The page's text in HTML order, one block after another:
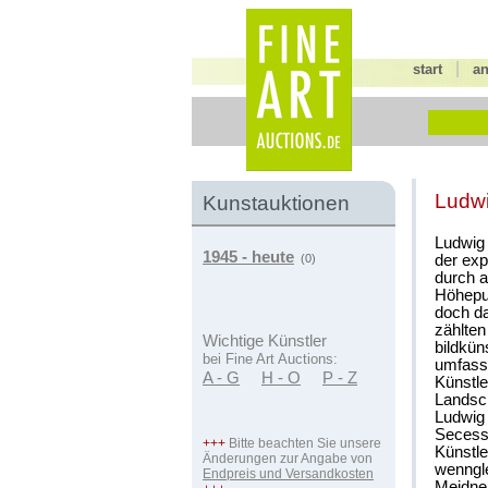
start
Kunstauktionen
1945 - heute (0)
Wichtige Künstler
bei Fine Art Auctions:
A - G H - O P - Z
+++ Bitte beachten Sie unsere
Änderungen zur Angabe von
Endpreis und Versandkosten
der
durch
doch